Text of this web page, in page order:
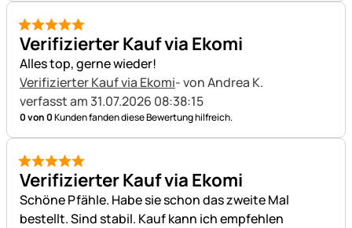
5 von 5
Verifizierter Kauf via Ekomi
Alles top, gerne wieder!
Verifizierter Kauf via Ekomi- von Andrea K.
verfasst am 31.07.2026 08:38:15
0 von 0Kunden fanden diese Bewertung hilfreich.
5 von 5
Verifizierter Kauf via Ekomi
Schöne Pfähle. Habe sie schon das zweite Mal
bestellt. Sind stabil. Kauf kann ich empfehlen